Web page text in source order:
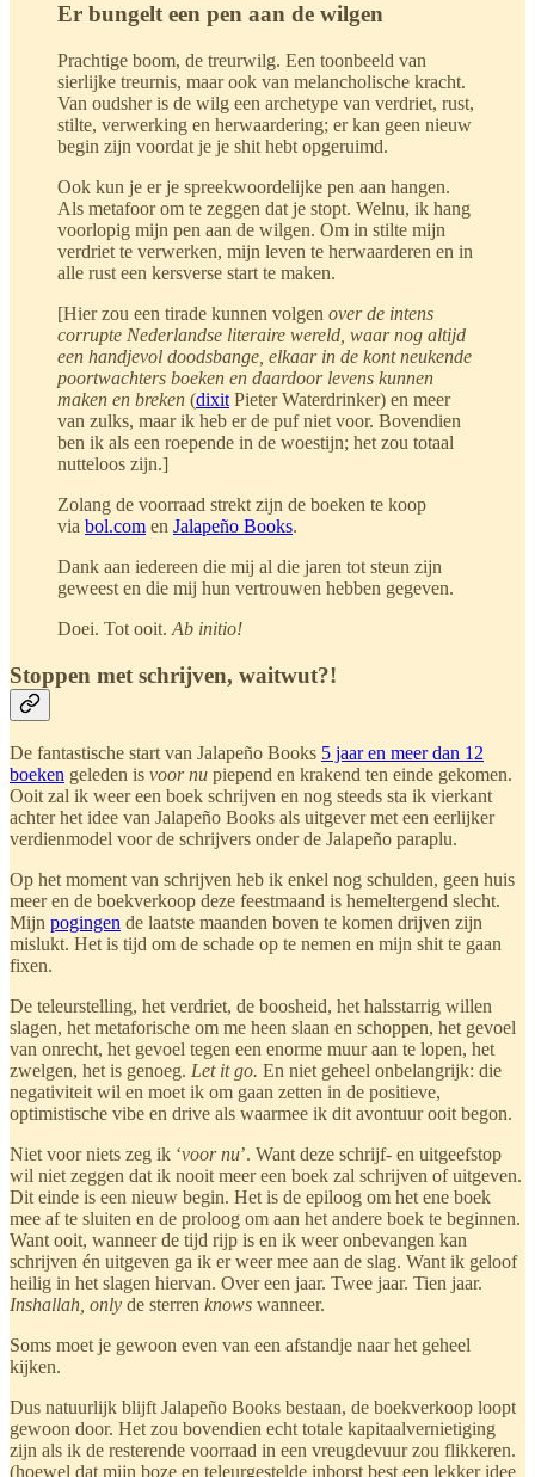
Er bungelt een pen aan de wilgen
Prachtige boom, de treurwilg. Een toonbeeld van
sierlijke treurnis, maar ook van melancholische kracht.
Van oudsher is de wilg een archetype van verdriet, rust,
stilte, verwerking en herwaardering; er kan geen nieuw
begin zijn voordat je je shit hebt opgeruimd.
Ook kun je er je spreekwoordelijke pen aan hangen.
Als metafoor om te zeggen dat je stopt. Welnu, ik hang
voorlopig mijn pen aan de wilgen. Om in stilte mijn
verdriet te verwerken, mijn leven te herwaarderen en in
alle rust een kersverse start te maken.
[Hier zou een tirade kunnen volgen over de intens
corrupte Nederlandse literaire wereld, waar nog altijd
een handjevol doodsbange, elkaar in de kont neukende
poortwachters boeken en daardoor levens kunnen
maken en breken (dixit Pieter Waterdrinker) en meer
van zulks, maar ik heb er de puf niet voor. Bovendien
ben ik als een roepende in de woestijn; het zou totaal
nutteloos zijn.]
Zolang de voorraad strekt zijn de boeken te koop
via bol.com en Jalapeño Books.
Dank aan iedereen die mij al die jaren tot steun zijn
geweest en die mij hun vertrouwen hebben gegeven.
Doei. Tot ooit. Ab initio!
Stoppen met schrijven, waitwut?!
De fantastische start van Jalapeño Books 5 jaar en meer dan 12
boeken geleden is voor nu piepend en krakend ten einde gekomen.
Ooit zal ik weer een boek schrijven en nog steeds sta ik vierkant
achter het idee van Jalapeño Books als uitgever met een eerlijker
verdienmodel voor de schrijvers onder de Jalapeño paraplu.
Op het moment van schrijven heb ik enkel nog schulden, geen huis
meer en de boekverkoop deze feestmaand is hemeltergend slecht.
Mijn pogingen de laatste maanden boven te komen drijven zijn
mislukt. Het is tijd om de schade op te nemen en mijn shit te gaan
fixen.
De teleurstelling, het verdriet, de boosheid, het halsstarrig willen
slagen, het metaforische om me heen slaan en schoppen, het gevoel
van onrecht, het gevoel tegen een enorme muur aan te lopen, het
zwelgen, het is genoeg. Let it go. En niet geheel onbelangrijk: die
negativiteit wil en moet ik om gaan zetten in de positieve,
optimistische vibe en drive als waarmee ik dit avontuur ooit begon.
Niet voor niets zeg ik ‘voor nu’. Want deze schrijf- en uitgeefstop
wil niet zeggen dat ik nooit meer een boek zal schrijven of uitgeven.
Dit einde is een nieuw begin. Het is de epiloog om het ene boek
mee af te sluiten en de proloog om aan het andere boek te beginnen.
Want ooit, wanneer de tijd rijp is en ik weer onbevangen kan
schrijven én uitgeven ga ik er weer mee aan de slag. Want ik geloof
heilig in het slagen hiervan. Over een jaar. Twee jaar. Tien jaar.
Inshallah, only de sterren knows wanneer.
Soms moet je gewoon even van een afstandje naar het geheel
kijken.
Dus natuurlijk blijft Jalapeño Books bestaan, de boekverkoop loopt
gewoon door. Het zou bovendien echt totale kapitaalvernietiging
zijn als ik de resterende voorraad in een vreugdevuur zou flikkeren.
(hoewel dat mijn boze en teleurgestelde inborst best een lekker idee